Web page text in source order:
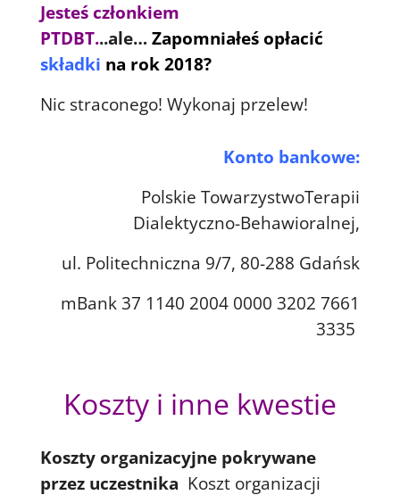
Jesteś członkiem
PTDBT...ale… Zapomniałeś opłacić
składki na rok 2018?
Nic straconego! Wykonaj przelew!
Konto bankowe:
Polskie TowarzystwoTerapii
Dialektyczno-Behawioralnej,
ul. Politechniczna 9/7, 80-288 Gdańsk
mBank 37 1140 2004 0000 3202 7661
3335
Koszty i inne kwestie
Koszty organizacyjne pokrywane
przez uczestnika Koszt organizacji